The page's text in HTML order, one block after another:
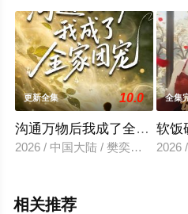
更新全集 10.0
沟通万物后我成了全家团宠
2026 / 中国大陆 / 樊奕祎＆郭浩铭
全集
软饭
2026
相关推荐